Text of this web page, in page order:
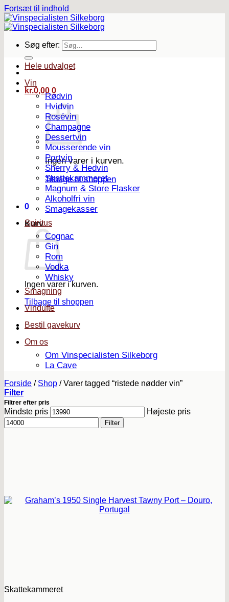
Fortsæt til indhold
Søg efter:
kr.0,00 0
Ingen varer i kurven.
Tilbage til shoppen
0
Kurv
Ingen varer i kurven.
Tilbage til shoppen
Hele udvalget
Vin
Rødvin
Hvidvin
Rosévin
Champagne
Dessertvin
Mousserende vin
Portvin
Sherry & Hedvin
Skattekammeret
Magnum & Store Flasker
Alkoholfri vin
Smagekasser
Spiritus
Cognac
Gin
Rom
Vodka
Whisky
Smagning
Vindufte
Bestil gavekurv
Om os
Om Vinspecialisten Silkeborg
La Cave
Forside / Shop /Varer tagged “ristede nødder vin”
Filter
Filtrer efter pris
Mindste pris Højeste pris
Filter
Skattekammeret